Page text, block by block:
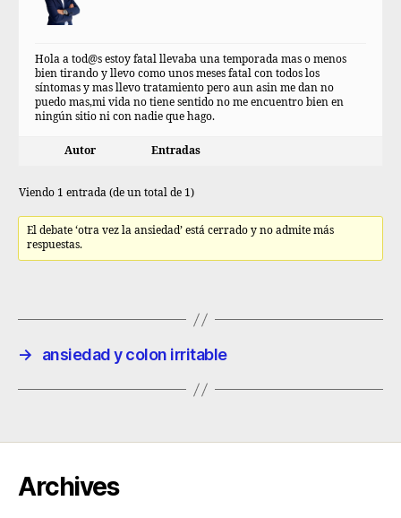
Hola a tod@s estoy fatal llevaba una temporada mas o menos
bien tirando y llevo como unos meses fatal con todos los
síntomas y mas llevo tratamiento pero aun asin me dan no
puedo mas,mi vida no tiene sentido no me encuentro bien en
ningún sitio ni con nadie que hago.
Autor Entradas
Viendo 1 entrada (de un total de 1)
El debate ‘otra vez la ansiedad’ está cerrado y no admite más
respuestas.
→ ansiedad y colon irritable
Archives